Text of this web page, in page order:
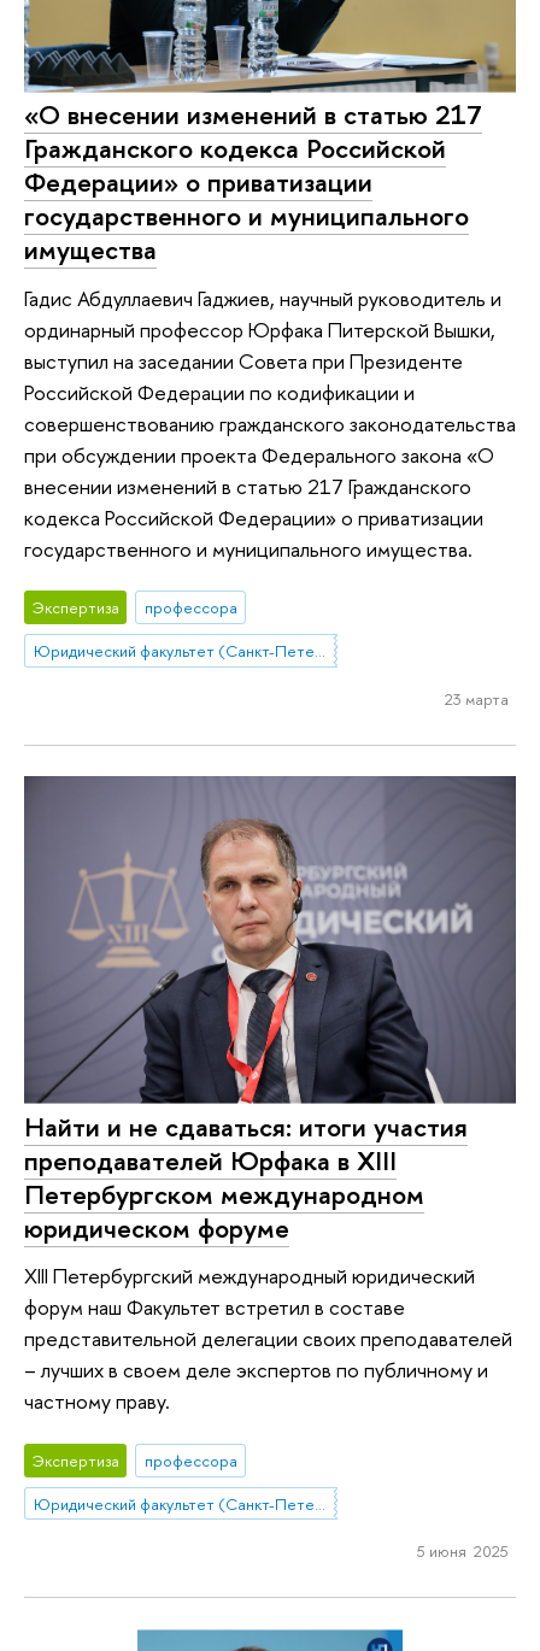
«О внесении изменений в статью 217
Гражданского кодекса Российской
Федерации» о приватизации
государственного и муниципального
имущества
Гадис Абдуллаевич Гаджиев, научный руководитель и
ординарный профессор Юрфака Питерской Вышки,
выступил на заседании Совета при Президенте
Российской Федерации по кодификации и
совершенствованию гражданского законодательства
при обсуждении проекта Федерального закона «О
внесении изменений в статью 217 Гражданского
кодекса Российской Федерации» о приватизации
государственного и муниципального имущества.
Экспертиза
профессора
Юридический факультет (Санкт-Петербург)
23 марта
Найти и не сдаваться: итоги участия
преподавателей Юрфака в XIII
Петербургском международном
юридическом форуме
XIII Петербургский международный юридический
форум наш Факультет встретил в составе
представительной делегации своих преподавателей
– лучших в своем деле экспертов по публичному и
частному праву.
Экспертиза
профессора
5 июня 2025